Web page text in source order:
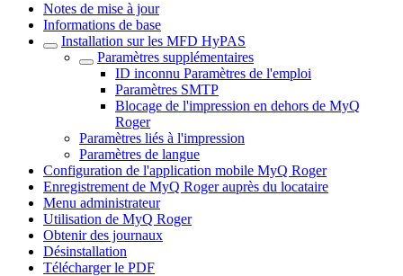
Notes de mise à jour
Informations de base
Installation sur les MFD HyPAS
Paramètres supplémentaires
ID inconnu Paramètres de l'emploi
Paramètres SMTP
Blocage de l'impression en dehors de MyQ
Roger
Paramètres liés à l'impression
Paramètres de langue
Configuration de l'application mobile MyQ Roger
Enregistrement de MyQ Roger auprès du locataire
Menu administrateur
Utilisation de MyQ Roger
Obtenir des journaux
Désinstallation
Télécharger le PDF